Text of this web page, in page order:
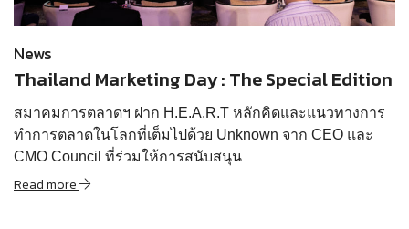
Read more
News
Thailand Marketing Day : The Special Edition
สมาคมการตลาดฯ ฝาก H.E.A.R.T หลักคิดและแนวทางการ
ทำการตลาดในโลกที่เต็มไปด้วย Unknown จาก CEO และ
CMO Council ที่ร่วมให้การสนับสนุน
Read more